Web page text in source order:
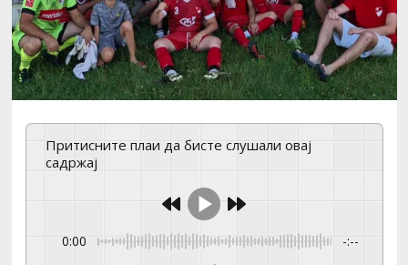
Притисните плаи да бисте слушали овај
садржај
0:00 -:--